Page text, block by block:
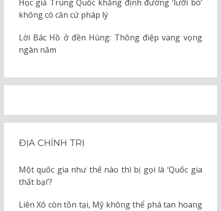
Học giả Trung Quốc khẳng định đường ‘lưỡi bò’
không có căn cứ pháp lý
Lời Bác Hồ ở đền Hùng: Thông điệp vang vọng
ngàn năm
ĐỊA CHÍNH TRỊ
Một quốc gia như thế nào thì bị gọi là ‘Quốc gia
thất bại’?
Liên Xô còn tồn tại, Mỹ không thể phá tan hoang